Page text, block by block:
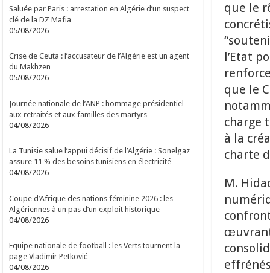
que le
l’Etat
que le
charge
à la
charte
M.
œuvrant
Saluée par Paris : arrestation en Algérie d’un suspect
clé de la DZ Mafia
05/08/2026
Crise de Ceuta : l’accusateur de l’Algérie est un agent
du Makhzen
05/08/2026
Journée nationale de l’ANP : hommage présidentiel
aux retraités et aux familles des martyrs
04/08/2026
La Tunisie salue l’appui décisif de l’Algérie : Sonelgaz
assure 11 % des besoins tunisiens en électricité
04/08/2026
Coupe d’Afrique des nations féminine 2026 : les
Algériennes à un pas d’un exploit historique
04/08/2026
Equipe nationale de football : les Verts tournent la
page Vladimir Petković
04/08/2026